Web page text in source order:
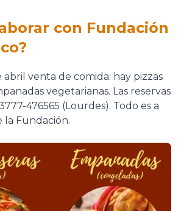
con Fundación
abril venta de comida: hay pizzas
vegetarianas. Las reservas
476565 (Lourdes). Todo es a
la Fundación.